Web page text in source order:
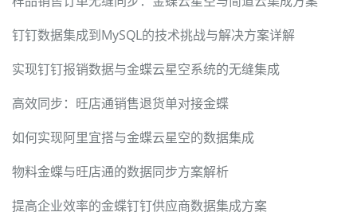
钉钉数据集成到MySQL的技术挑战与解决方案详解
实现钉钉报销数据与金蝶云星空系统的无缝集成
高效同步：旺店通销售退货单对接金蝶
如何实现阿里宜搭与金蝶云星空的数据集成
物料金蝶与旺店通的数据同步方案解析
提高企业效率的金蝶钉钉供应商数据集成方案